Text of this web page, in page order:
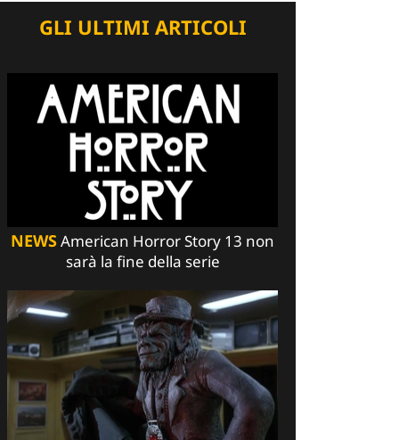
GLI ULTIMI ARTICOLI
NEWSAmerican Horror Story 13 non
sarà la fine della serie